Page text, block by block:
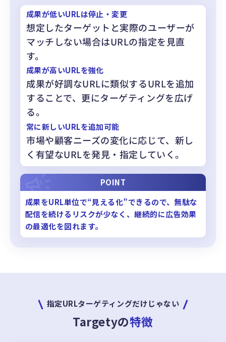
成果が低いURLは停止・変更
想定したターゲットと実際のユーザーが
マッチしない場合はURLの指定を見直
す。
成果が高いURLを強化
成果が好調なURLに類似するURLを追加
することで、更にターゲティングを広げ
る。
常に新しいURLを追加可能
市場や顧客ニーズの変化に応じて、新し
く有望なURLを発見・指定していく。
POINT
成果をURL単位で“見える化”できるので、無駄な
配信を続けるリスクが少なく、継続的に広告効果
の最適化を図れます。
指定URLターゲティングだけじゃない
Targetyの特徴